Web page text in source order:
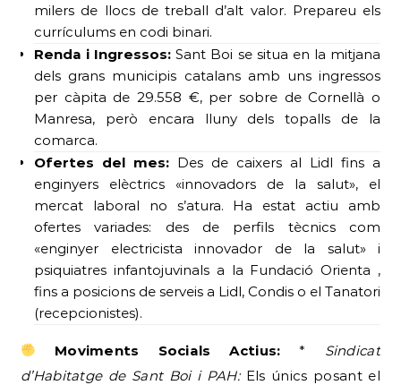
milers de llocs de treball d’alt valor. Prepareu els
currículums en codi binari.
Renda i Ingressos: Sant Boi se situa en la mitjana
dels grans municipis catalans amb uns ingressos
per càpita de 29.558 €, per sobre de Cornellà o
Manresa, però encara lluny dels topalls de la
comarca.
Ofertes del mes: Des de caixers al Lidl fins a
enginyers elèctrics «innovadors de la salut», el
mercat laboral no s’atura. Ha estat actiu amb
ofertes variades: des de perfils tècnics com
«enginyer electricista innovador de la salut» i
psiquiatres infantojuvinals a la Fundació Orienta ,
fins a posicions de serveis a Lidl, Condis o el Tanatori
(recepcionistes).
Moviments Socials Actius: * Sindicat
d’Habitatge de Sant Boi i PAH:Els únics posant el